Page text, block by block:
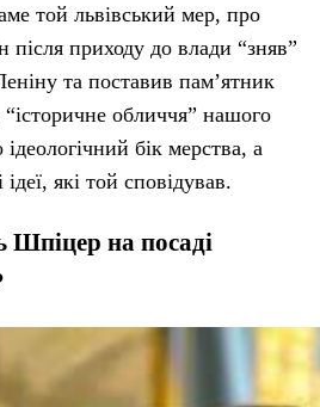
той львівський мер, про
після приходу до влади “зняв”
та поставив пам’ятник
обличчя” нашого
бік мерства, а
які той сповідував.
на посаді